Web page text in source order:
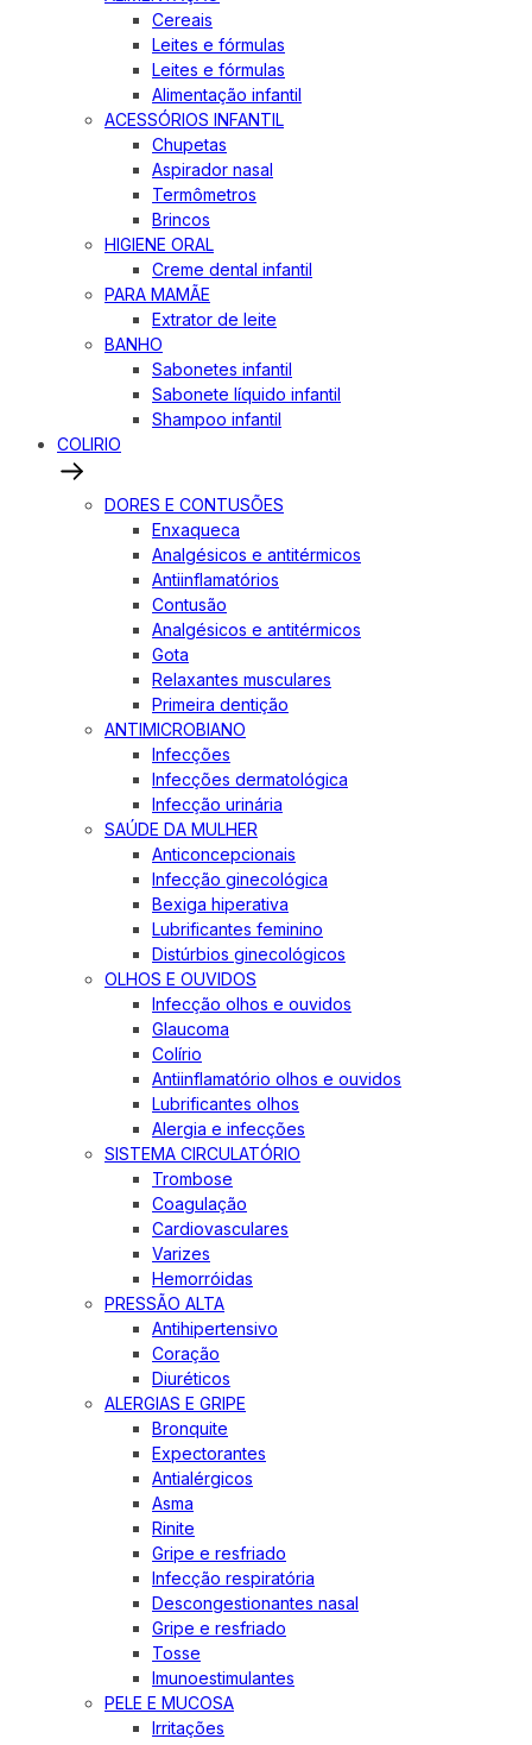
Cereais
Leites e fórmulas
Leites e fórmulas
Alimentação infantil
ACESSÓRIOS INFANTIL
Chupetas
Aspirador nasal
Termômetros
Brincos
HIGIENE ORAL
Creme dental infantil
PARA MAMÃE
Extrator de leite
BANHO
Sabonetes infantil
Sabonete líquido infantil
Shampoo infantil
COLIRIO
DORES E CONTUSÕES
Enxaqueca
Analgésicos e antitérmicos
Antiinflamatórios
Contusão
Analgésicos e antitérmicos
Gota
Relaxantes musculares
Primeira dentição
ANTIMICROBIANO
Infecções
Infecções dermatológica
Infecção urinária
SAÚDE DA MULHER
Anticoncepcionais
Infecção ginecológica
Bexiga hiperativa
Lubrificantes feminino
Distúrbios ginecológicos
OLHOS E OUVIDOS
Infecção olhos e ouvidos
Glaucoma
Colírio
Antiinflamatório olhos e ouvidos
Lubrificantes olhos
Alergia e infecções
SISTEMA CIRCULATÓRIO
Trombose
Coagulação
Cardiovasculares
Varizes
Hemorróidas
PRESSÃO ALTA
Antihipertensivo
Coração
Diuréticos
ALERGIAS E GRIPE
Bronquite
Expectorantes
Antialérgicos
Asma
Rinite
Gripe e resfriado
Infecção respiratória
Descongestionantes nasal
Gripe e resfriado
Tosse
Imunoestimulantes
PELE E MUCOSA
Irritações